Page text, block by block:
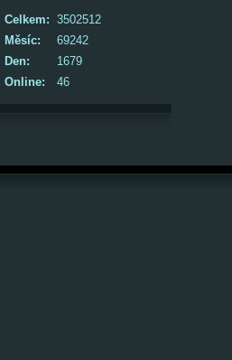
Online: 46
Celkem: 3502512
Měsíc:
69242
Den:
1679